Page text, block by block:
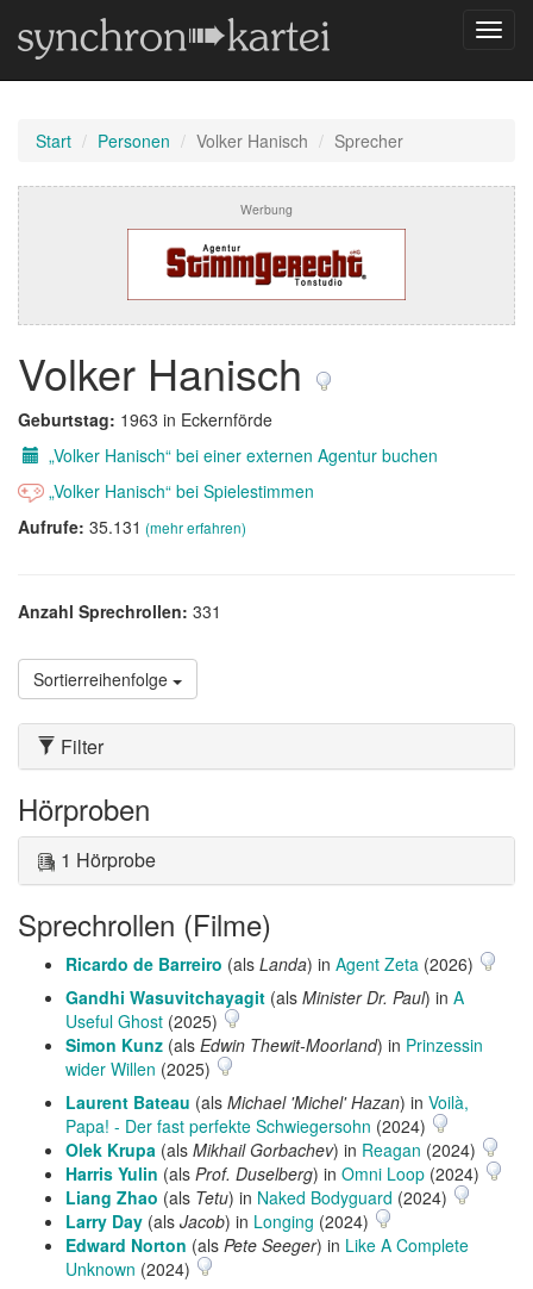
Start Personen Volker Hanisch Sprecher
Werbung
Volker Hanisch
Geburtstag: 1963 in Eckernförde
„Volker Hanisch“ bei einer externen Agentur buchen
„Volker Hanisch“ bei Spielestimmen
Aufrufe: 35.131 (mehr erfahren)
Anzahl Sprechrollen: 331
Sortierreihenfolge
Filter
Hörproben
1 Hörprobe
Sprechrollen (Filme)
Ricardo de Barreiro (als Landa) in Agent Zeta (2026)
Gandhi Wasuvitchayagit (als Minister Dr. Paul) in A
Useful Ghost (2025)
Simon Kunz (als Edwin Thewit-Moorland) in Prinzessin
wider Willen (2025)
Laurent Bateau (als Michael 'Michel' Hazan) in Voilà,
Papa! - Der fast perfekte Schwiegersohn (2024)
Olek Krupa (als Mikhail Gorbachev) in Reagan (2024)
Harris Yulin (als Prof. Duselberg) in Omni Loop (2024)
Liang Zhao (als Tetu) in Naked Bodyguard (2024)
Larry Day (als Jacob) in Longing (2024)
Edward Norton (als Pete Seeger) in Like A Complete
Unknown (2024)